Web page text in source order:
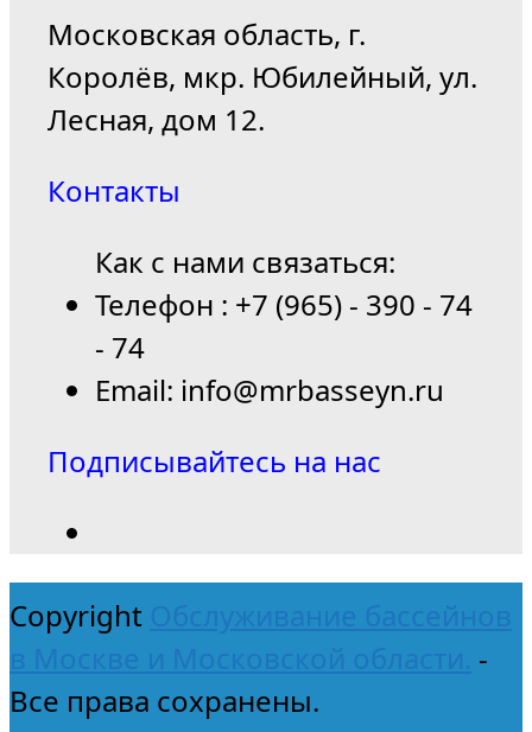
Московская область, г.
Королёв, мкр. Юбилейный, ул.
Лесная, дом 12.
Контакты
Как с нами связаться:
Телефон : +7 (965) - 390 - 74
- 74
Email: info@mrbasseyn.ru
Подписывайтесь на нас
Copyright Обслуживание бассейнов
в Москве и Московской области. -
Все права сохранены.